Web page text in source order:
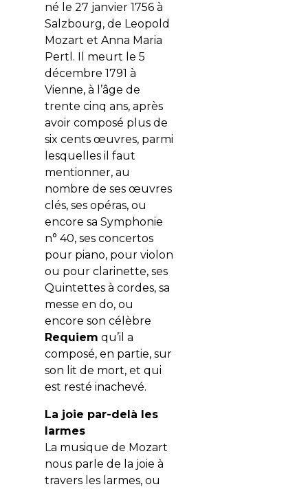
né le 27 janvier 1756 à
Salzbourg, de Leopold
Mozart et Anna Maria
Pertl. Il meurt le 5
décembre 1791 à
Vienne, à l’âge de
trente cinq ans, après
avoir composé plus de
six cents œuvres, parmi
lesquelles il faut
mentionner, au
nombre de ses œuvres
clés, ses opéras, ou
encore sa Symphonie
n° 40, ses concertos
pour piano, pour violon
ou pour clarinette, ses
Quintettes à cordes, sa
messe en do, ou
encore son célèbre
Requiem qu’il a
composé, en partie, sur
son lit de mort, et qui
est resté inachevé.
La joie par-delà les
larmes
La musique de Mozart
nous parle de la joie à
travers les larmes, ou